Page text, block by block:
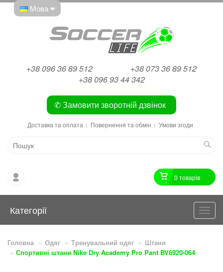
Мова
+38 096 36 89 512
+38 073 36 89 512
+38 096 93 44 342
✆ Замовити зворотній дзвінок
Доставка та оплата Повернення та обмін Умови згоди
0 товарiв
Категорії
Головна Одяг Тренувальний одяг
Штани
Спортивні штани Nike Dry Academy Pro Pant BV6920-064